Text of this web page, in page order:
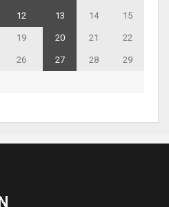
12 13 14 15
19 20 21 22
26 27 28 29